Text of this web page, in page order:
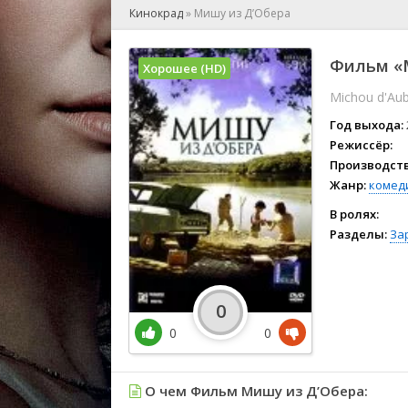
🕺 Мюзикл
👨‍💻
🎤 Ток-
🧙‍♀️
🏅
Кинокрад» Мишу из Д’Обера
Фильм
Michou
Год выхода:
Режиссёр:
Жанр:
В ролях:
Разделы:
Хорошее (HD)
0
0
0
О чем Фильм Мишу из Д’Обера: